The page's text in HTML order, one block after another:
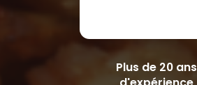
Plus de 20 ans